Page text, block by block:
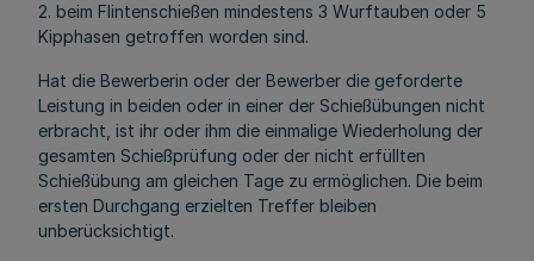
2. beim Flintenschießen mindestens 3 Wurftauben oder 5
Kipphasen getroffen worden sind.
Hat die Bewerberin oder der Bewerber die geforderte
Leistung in beiden oder in einer der Schießübungen nicht
erbracht, ist ihr oder ihm die einmalige Wiederholung der
gesamten Schießprüfung oder der nicht erfüllten
Schießübung am gleichen Tage zu ermöglichen. Die beim
ersten Durchgang erzielten Treffer bleiben
unberücksichtigt.